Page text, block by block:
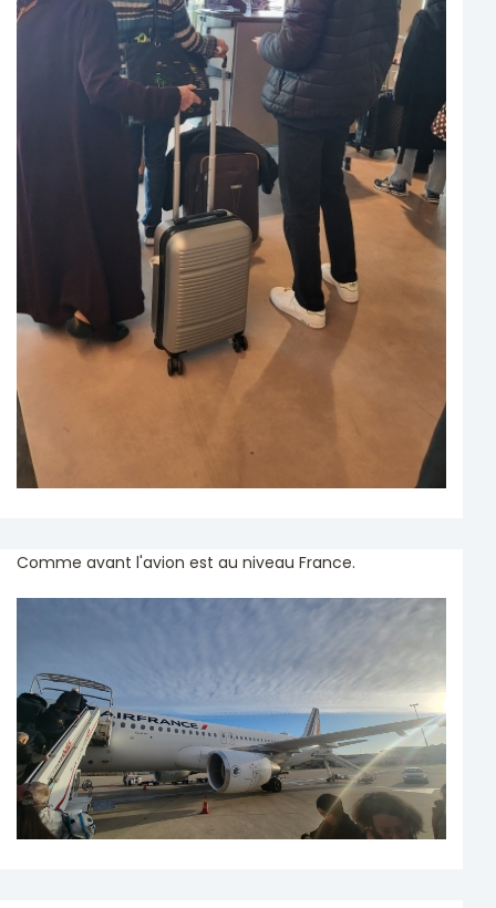
Comme avant l'avion est au niveau France.